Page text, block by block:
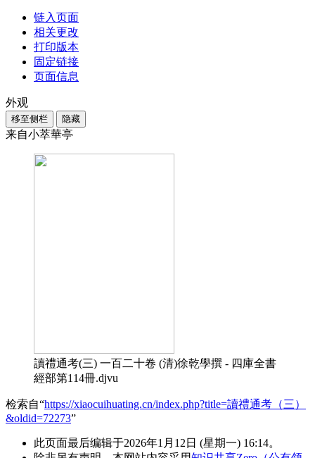
链入页面
相关更改
打印版本
固定链接
页面信息
外观
移至侧栏 隐藏
来自小萃華亭
讀禮通考(三) 一百二十卷 (清)徐乾學撰 - 四庫全書
經部第114冊.djvu
检索自“https://xiaocuihuating.cn/index.php?title=讀禮通考（三）
&oldid=72273”
此页面最后编辑于2026年1月12日 (星期一) 16:14。